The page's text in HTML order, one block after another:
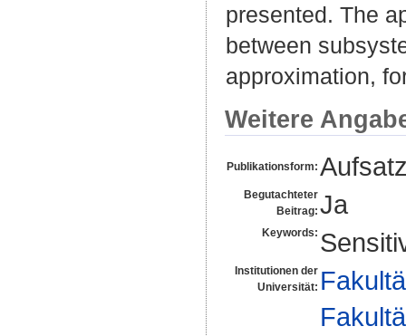
presented. The
between
approximation,
Weitere
Publikationsform:
Begutachteter
Beitrag: Ja
Keywords:
Institutionen der
Universität: